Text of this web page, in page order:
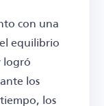
con una
equilibrio
logró
los
los